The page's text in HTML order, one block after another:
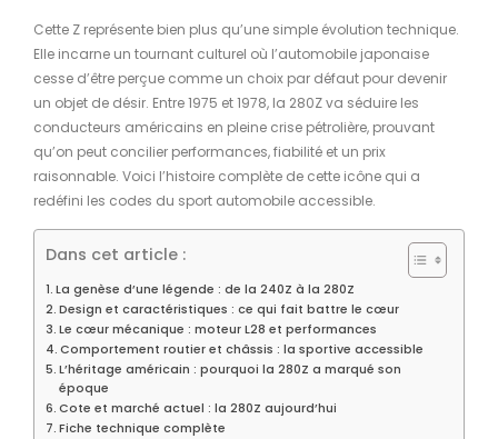
Cette Z représente bien plus qu’une simple évolution technique.
Elle incarne un tournant culturel où l’automobile japonaise
cesse d’être perçue comme un choix par défaut pour devenir
un objet de désir. Entre 1975 et 1978, la 280Z va séduire les
conducteurs américains en pleine crise pétrolière, prouvant
qu’on peut concilier performances, fiabilité et un prix
raisonnable. Voici l’histoire complète de cette icône qui a
redéfini les codes du sport automobile accessible.
Dans cet article :
La genèse d’une légende : de la 240Z à la 280Z
Design et caractéristiques : ce qui fait battre le cœur
Le cœur mécanique : moteur L28 et performances
Comportement routier et châssis : la sportive accessible
L’héritage américain : pourquoi la 280Z a marqué son
époque
Cote et marché actuel : la 280Z aujourd’hui
Fiche technique complète